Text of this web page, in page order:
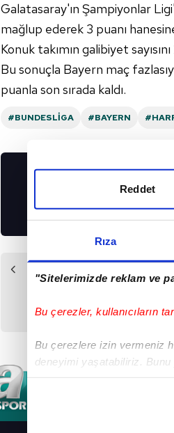
Rıza
"Sitelerimizde reklam ve
Bu çerezler, kullanıcıların
Bu çerezlere izin vermeniz
deneyimi yaşatabiliriz.
Her halükârda,
Reddet
Galatasaray'ın Şampiyonlar
mağlup ederek 3 puanı
Konuk takımın galibiyet
Bu sonuçla Bayern maç
puanla son sırada kaldı.
#BUNDESLIGA #BAYERN
Rekorların adamı: